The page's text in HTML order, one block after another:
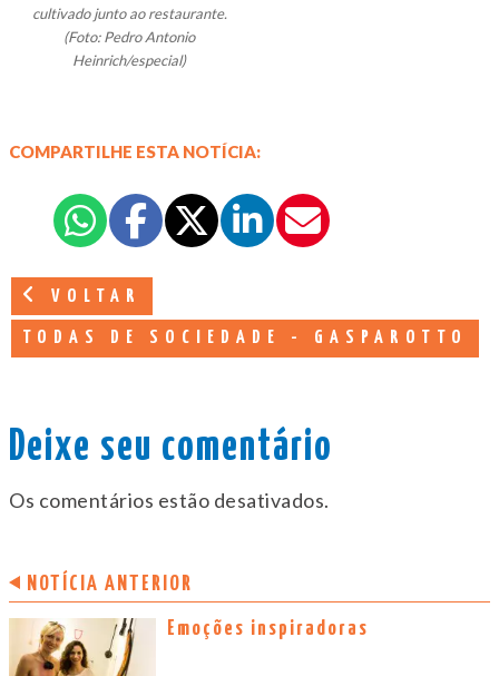
cultivado junto ao restaurante.
(Foto: Pedro Antonio
Heinrich/especial)
COMPARTILHE ESTA NOTÍCIA:
VOLTAR
TODAS DE SOCIEDADE - GASPAROTTO
Deixe seu comentário
Os comentários estão desativados.
NOTÍCIA ANTERIOR
Emoções inspiradoras